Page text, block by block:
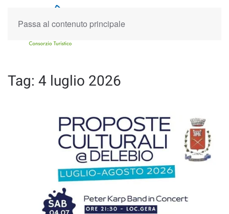
Passa al contenuto principale
Tag: 4 luglio 2026